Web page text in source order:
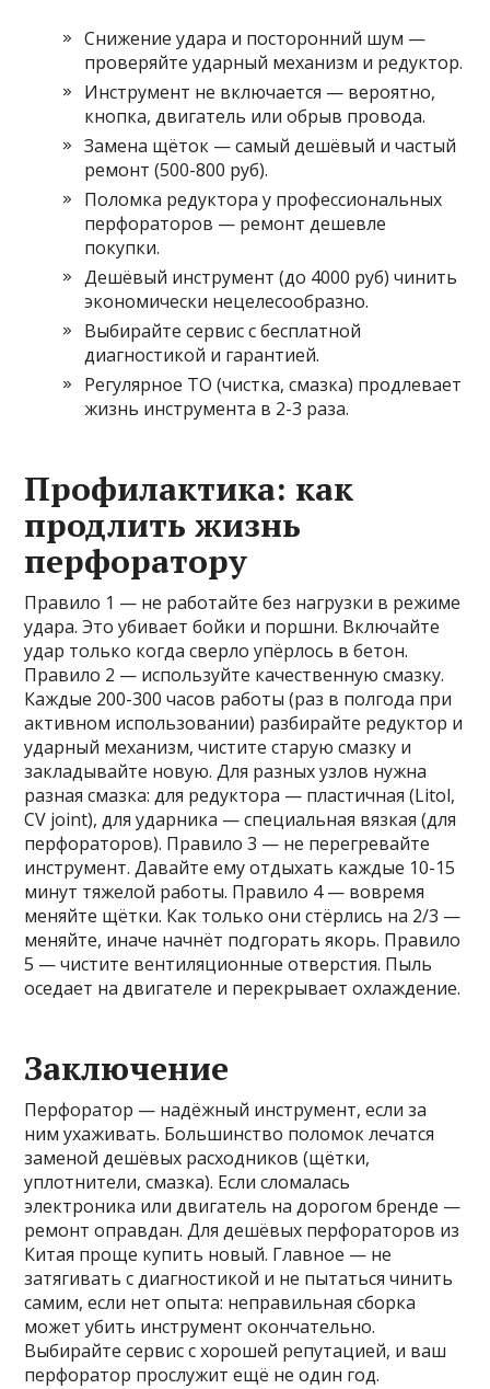
Снижение удара и посторонний шум —
проверяйте ударный механизм и редуктор.
Инструмент не включается — вероятно,
кнопка, двигатель или обрыв провода.
Замена щёток — самый дешёвый и частый
ремонт (500-800 руб).
Поломка редуктора у профессиональных
перфораторов — ремонт дешевле
покупки.
Дешёвый инструмент (до 4000 руб) чинить
экономически нецелесообразно.
Выбирайте сервис с бесплатной
диагностикой и гарантией.
Регулярное ТО (чистка, смазка) продлевает
жизнь инструмента в 2-3 раза.
Профилактика: как
продлить жизнь
перфоратору
Правило 1 — не работайте без нагрузки в режиме
удара. Это убивает бойки и поршни. Включайте
удар только когда сверло упёрлось в бетон.
Правило 2 — используйте качественную смазку.
Каждые 200-300 часов работы (раз в полгода при
активном использовании) разбирайте редуктор и
ударный механизм, чистите старую смазку и
закладывайте новую. Для разных узлов нужна
разная смазка: для редуктора — пластичная (Litol,
CV joint), для ударника — специальная вязкая (для
перфораторов). Правило 3 — не перегревайте
инструмент. Давайте ему отдыхать каждые 10-15
минут тяжелой работы. Правило 4 — вовремя
меняйте щётки. Как только они стёрлись на 2/3 —
меняйте, иначе начнёт подгорать якорь. Правило
5 — чистите вентиляционные отверстия. Пыль
оседает на двигателе и перекрывает охлаждение.
Заключение
Перфоратор — надёжный инструмент, если за
ним ухаживать. Большинство поломок лечатся
заменой дешёвых расходников (щётки,
уплотнители, смазка). Если сломалась
электроника или двигатель на дорогом бренде —
ремонт оправдан. Для дешёвых перфораторов из
Китая проще купить новый. Главное — не
затягивать с диагностикой и не пытаться чинить
самим, если нет опыта: неправильная сборка
может убить инструмент окончательно.
Выбирайте сервис с хорошей репутацией, и ваш
перфоратор прослужит ещё не один год.